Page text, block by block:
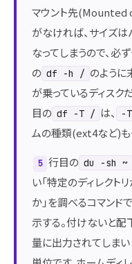
マウント先(Mounted
がなければ、サイズ
なってしまうので、必
の df -h / のように
が乗っているディスク
目の df -T / は、 -T
ムの種類(ext4など)も
5 行目の du -sh ~
い「特定のディレクト
か」を調べるコマンドで
示する。付けないと
量に出力されてしまい